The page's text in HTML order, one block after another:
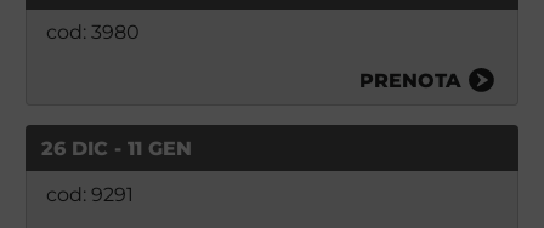
cod: 3980
PRENOTA
26 DIC - 11 GEN
cod: 9291